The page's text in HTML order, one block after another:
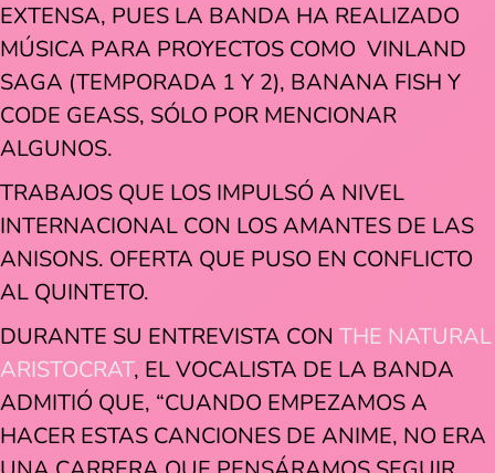
EXTENSA, PUES LA BANDA HA REALIZADO
MÚSICA PARA PROYECTOS COMO VINLAND
SAGA (TEMPORADA 1 Y 2), BANANA FISH Y
CODE GEASS, SÓLO POR MENCIONAR
ALGUNOS.
TRABAJOS QUE LOS IMPULSÓ A NIVEL
INTERNACIONAL CON LOS AMANTES DE LAS
ANISONS. OFERTA QUE PUSO EN CONFLICTO
AL QUINTETO.
DURANTE SU ENTREVISTA CON THE NATURAL
ARISTOCRAT, EL VOCALISTA DE LA BANDA
ADMITIÓ QUE, “CUANDO EMPEZAMOS A
HACER ESTAS CANCIONES DE ANIME, NO ERA